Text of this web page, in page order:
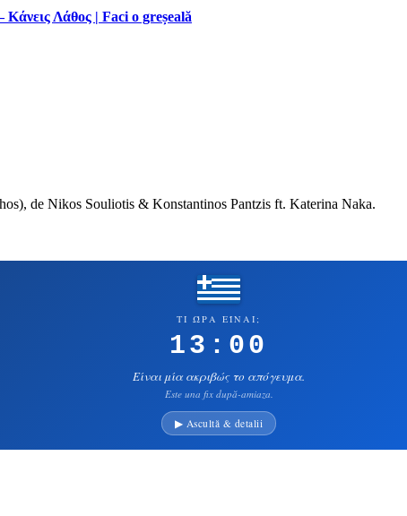
Λάθος | Faci o greșeală
de Nikos Souliotis & Konstantinos Pantzis ft. Katerina Naka.
ΤΙ ΏΡΑ ΕΊΝΑΙ;
13:00
Είναι μία ακριβώς το απόγευμα.
Este una fix după-amiaza.
▶ Ascultă & detalii